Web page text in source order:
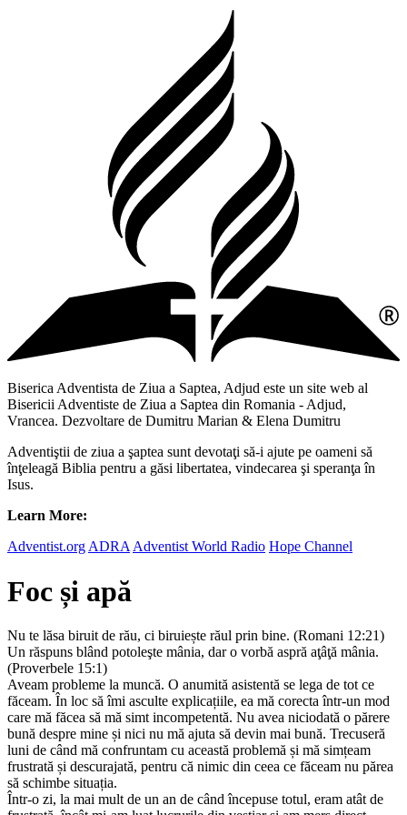
Biserica Adventista de Ziua a Saptea, Adjud este un site web al
Bisericii Adventiste de Ziua a Saptea din Romania - Adjud,
Vrancea. Dezvoltare de Dumitru Marian & Elena Dumitru
Adventiştii de ziua a şaptea sunt devotaţi să-i ajute pe oameni să
înţeleagă Biblia pentru a găsi libertatea, vindecarea şi speranţa în
Isus.
Learn More:
Adventist.org ADRA Adventist World Radio Hope Channel
Foc și apă
Nu te lăsa biruit de rău, ci biruiește răul prin bine. (Romani 12:21)
Un răspuns blând potoleşte mânia, dar o vorbă aspră aţâţă mânia.
(Proverbele 15:1)
Aveam probleme la muncă. O anumită asistentă se lega de tot ce
făceam. În loc să îmi asculte explicațiile, ea mă corecta într-un mod
care mă făcea să mă simt incompetentă. Nu avea niciodată o părere
bună despre mine și nici nu mă ajuta să devin mai bună. Trecuseră
luni de când mă confruntam cu această problemă și mă simțeam
frustrată și descurajată, pentru că nimic din ceea ce făceam nu părea
să schimbe situația.
Într-o zi, la mai mult de un an de când începuse totul, eram atât de